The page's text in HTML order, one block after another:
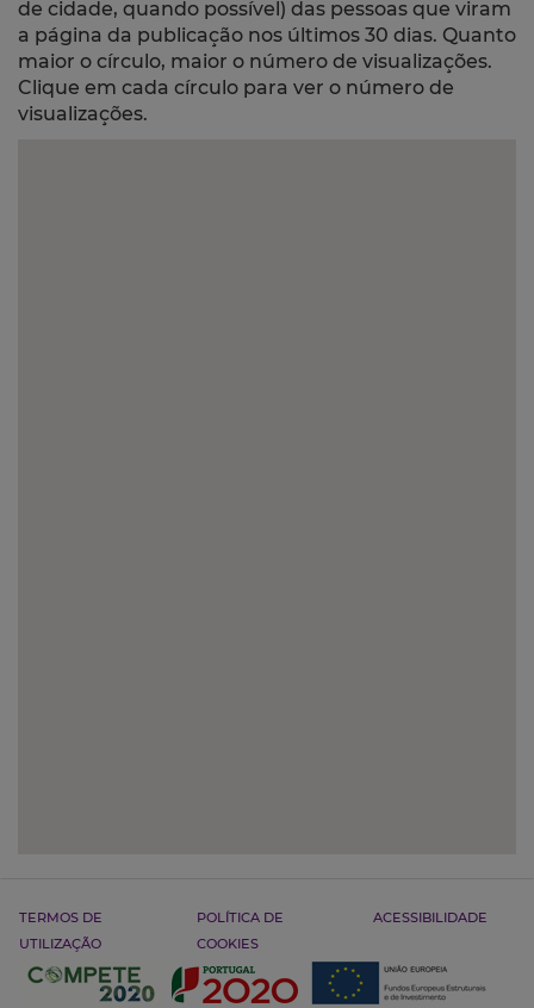
de cidade, quando possível) das pessoas que viram
a página da publicação nos últimos 30 dias. Quanto
maior o círculo, maior o número de visualizações.
Clique em cada círculo para ver o número de
visualizações.
TERMOS DE
UTILIZAÇÃO
POLÍTICA DE
COOKIES
ACESSIBILIDADE